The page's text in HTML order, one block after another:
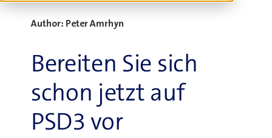
Author: Peter Amrhyn
Bereiten Sie sich
schon jetzt auf
PSD3 vor